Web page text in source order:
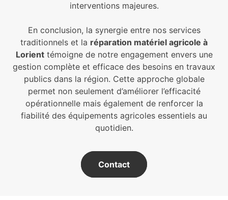
interventions majeures.
En conclusion, la synergie entre nos services
traditionnels et la réparation matériel agricole à
Lorienttémoigne de notre engagement envers une
gestion complète et efficace des besoins en travaux
publics dans la région. Cette approche globale
permet non seulement d’améliorer l’efficacité
opérationnelle mais également de renforcer la
fiabilité des équipements agricoles essentiels au
quotidien.
Contact